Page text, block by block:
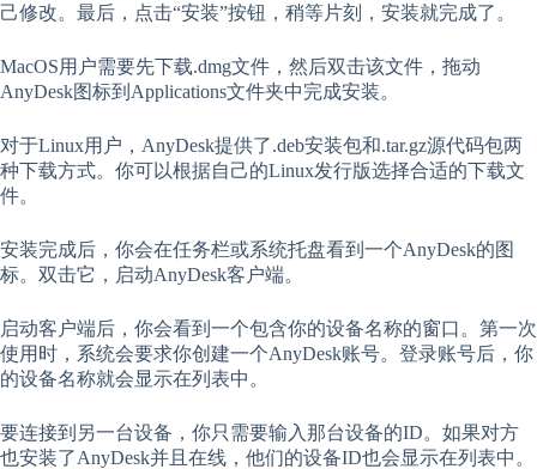
己修改。最后，点击“安装”按钮，稍等片刻，安装就完成了。
MacOS用户需要先下载.dmg文件，然后双击该文件，拖动
AnyDesk图标到Applications文件夹中完成安装。
对于Linux用户，AnyDesk提供了.deb安装包和.tar.gz源代码包两
种下载方式。你可以根据自己的Linux发行版选择合适的下载文
件。
安装完成后，你会在任务栏或系统托盘看到一个AnyDesk的图
标。双击它，启动AnyDesk客户端。
启动客户端后，你会看到一个包含你的设备名称的窗口。第一次
使用时，系统会要求你创建一个AnyDesk账号。登录账号后，你
的设备名称就会显示在列表中。
要连接到另一台设备，你只需要输入那台设备的ID。如果对方
也安装了AnyDesk并且在线，他们的设备ID也会显示在列表中。